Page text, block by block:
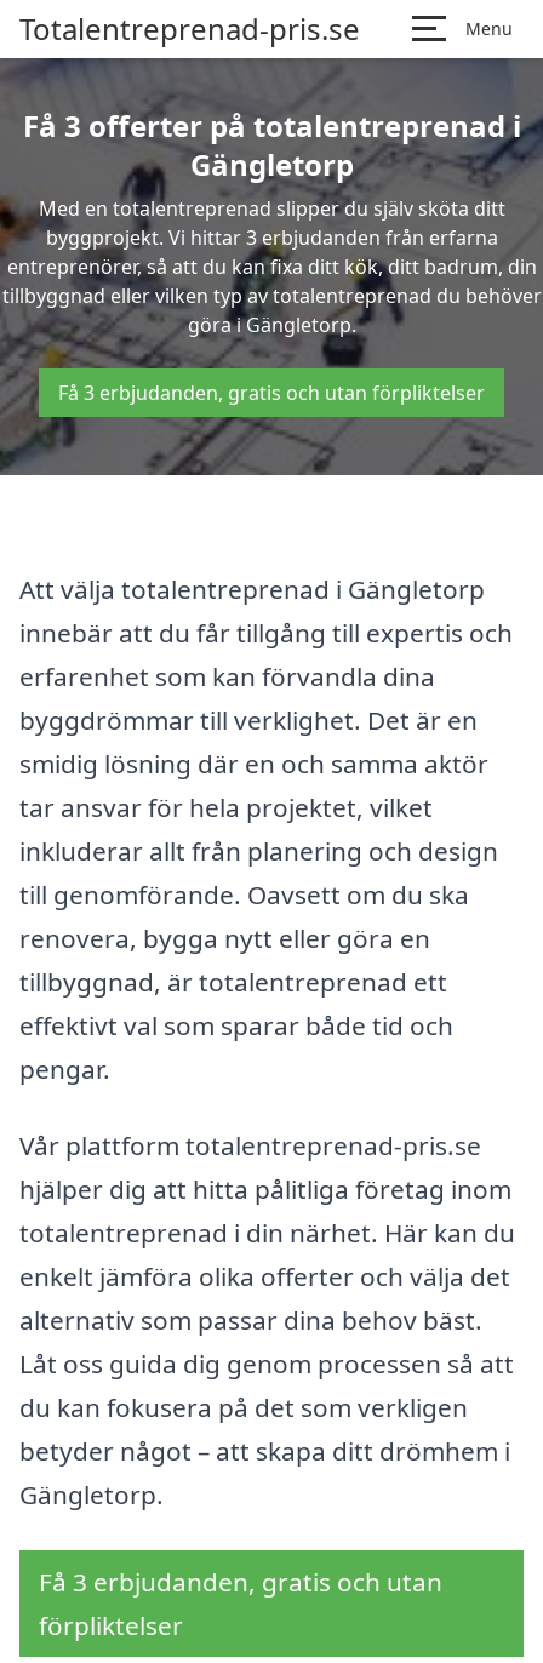
Totalentreprenad-pris.se Menu
Få 3 offerter på totalentreprenad i
Gängletorp
Med en totalentreprenad slipper du själv sköta ditt
byggprojekt. Vi hittar 3 erbjudanden från erfarna
entreprenörer, så att du kan fixa ditt kök, ditt badrum, din
tillbyggnad eller vilken typ av totalentreprenad du behöver
göra i Gängletorp.
Få 3 erbjudanden, gratis och utan förpliktelser
Att välja totalentreprenad i Gängletorp
innebär att du får tillgång till expertis och
erfarenhet som kan förvandla dina
byggdrömmar till verklighet. Det är en
smidig lösning där en och samma aktör
tar ansvar för hela projektet, vilket
inkluderar allt från planering och design
till genomförande. Oavsett om du ska
renovera, bygga nytt eller göra en
tillbyggnad, är totalentreprenad ett
effektivt val som sparar både tid och
pengar.
Vår plattform totalentreprenad-pris.se
hjälper dig att hitta pålitliga företag inom
totalentreprenad i din närhet. Här kan du
enkelt jämföra olika offerter och välja det
alternativ som passar dina behov bäst.
Låt oss guida dig genom processen så att
du kan fokusera på det som verkligen
betyder något – att skapa ditt drömhem i
Gängletorp.
Få 3 erbjudanden, gratis och utan
förpliktelser